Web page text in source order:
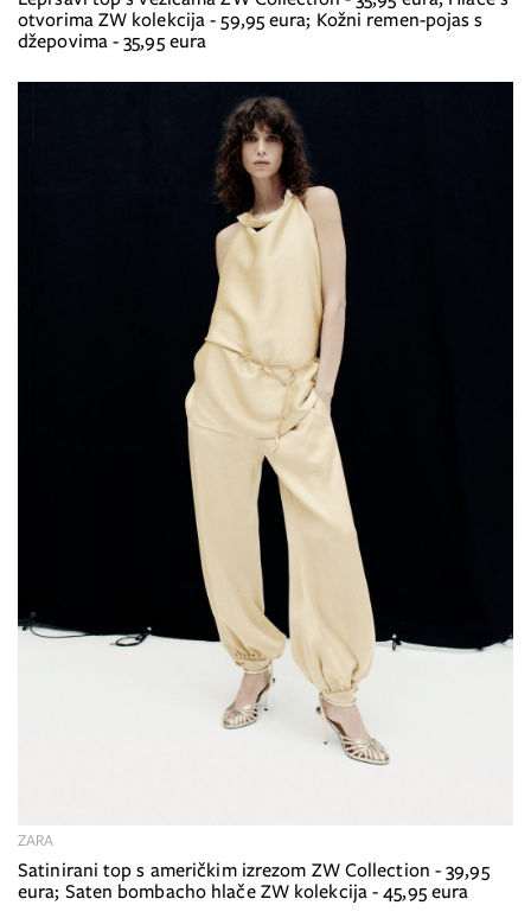
otvorima ZW kolekcija - 59,95 eura; Kožni remen-pojas s
džepovima - 35,95 eura
Satinirani top s američkim izrezom ZW Collection - 39,95
eura; Saten bombacho hlače ZW kolekcija - 45,95 eura
ZARA